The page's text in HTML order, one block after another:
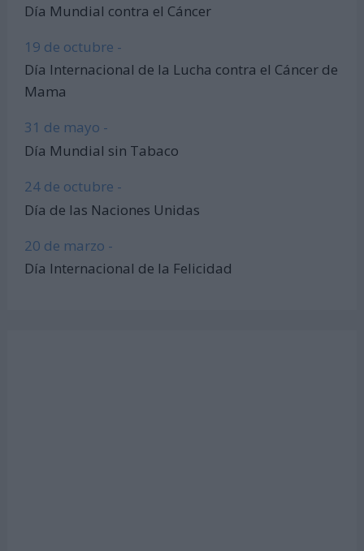
Día Mundial contra el Cáncer
19 de octubre -
Día Internacional de la Lucha contra el Cáncer de
Mama
31 de mayo -
Día Mundial sin Tabaco
24 de octubre -
Día de las Naciones Unidas
20 de marzo -
Día Internacional de la Felicidad